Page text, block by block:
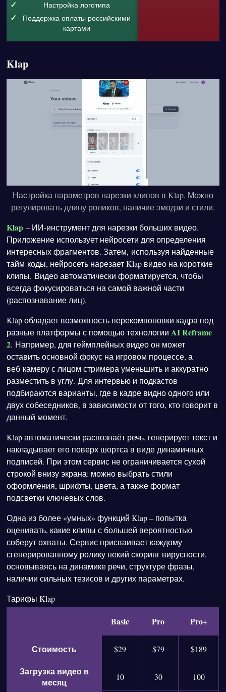
Настройка логотипа
Поддержка оплаты российскими
картами
Klap
Настройка параметров нарезки клипов в Klap. Можно
регулировать длину роликов, наличие эмодзи и стили.
Klap– ИИ-инструмент для нарезки больших видео.
Приложение использует нейросети для определения
интересных фрагментов. Затем, используя найденные
тайм-коды, нейросеть нарезает Klap видео на короткие
клипы. Видео автоматически форматируется, чтобы
всегда фокусироваться на самой важной части
(распознавание лиц).
Klap обладает возможность перекомпоновки кадра под
разные платформы с помощью технологии AI Reframe
2. Например, для геймплейных видео он может
оставить основной фокус на игровом процессе, а
веб‑камеру с лицом стримера уменьшить и аккуратно
разместить в углу. Для интервью и подкастов
подбираются варианты, где в кадре видно одного или
двух собеседников, в зависимости от того, кто говорит в
данный момент.
Klap автоматически распознаёт речь, генерирует текст и
накладывает его поверх шортса в виде динамичных
подписей. При этом сервис не ограничивается сухой
строкой внизу экрана: можно выбрать стили
оформления, шрифты, цвета, а также формат
подсветки ключевых слов.
Одна из более «умных» функций Klap – попытка
оценивать, какие клипы с большей вероятностью
соберут охваты. Сервис присваивает каждому
сгенерированному ролику некий скоринг вирусности,
основываясь на динамике речи, структуре фразы,
наличии сильных тезисов и других параметрах.
Тарифы Klap
Basic Pro Pro+
Стоимость $29 $79 $189
Загрузка видео в
месяц
10 30 100